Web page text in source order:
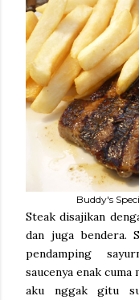
Buddy's
Steak disajikan
dan juga bendera.
pendamping
saucenya enak
aku nggak gitu